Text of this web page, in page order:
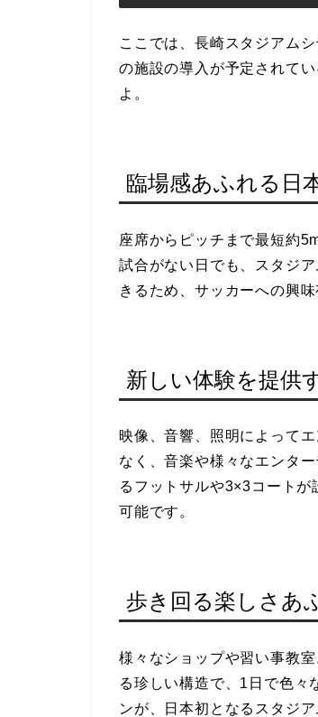
ここでは、長崎スタジアム
の施設の導入が予定されて
よ。
臨場感あふれる日
座席からピッチまで最短約
試合がない日でも、スタジ
きるため、サッカーへの興
新しい体験を提供
映像、音響、照明によって
なく、音楽や様々なエンタ
るフットサルや3×3コート
可能です。
歩き回る楽しさあ
様々なショップや習い事教
る珍しい構造で、1日で色々
ンが、日本初となるスタジ